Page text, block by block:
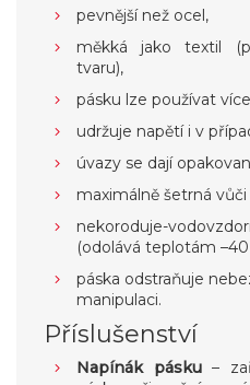
pevnější než ocel,
měkká jako textil
tvaru),
pásku lze používat
udržuje napětí i v
úvazy se dají
maximálně šetrná
nekoroduje-
(odolává teplotám –40
páska odstraňuje
manipulaci.
Příslušenství
Napínák pásku–